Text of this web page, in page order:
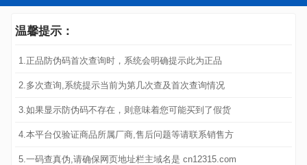
温馨提示：
1.正品防伪码首次查询时，系统会明确提示此为正品
2.多次查询,系统提示当前为第几次查及首次查询情况
3.如果显示防伪码不存在，则意味着您可能买到了假货
4.本平台仅验证商品所属厂商,售后问题等请联系销售方
5.一码查真伪,请确保网页地址栏主域名是 cn12315.com